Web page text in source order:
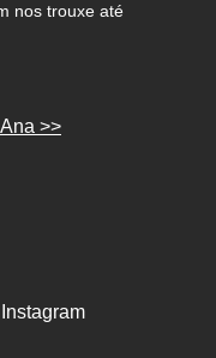
nos trouxe até
>>
Instagram